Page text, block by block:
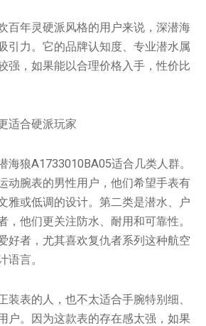
百年灵硬派风格的用户来说，深潜海
引力。它的品牌认知度、专业潜水属
强，如果能以合理价格入手，性价比
适合硬派玩家
海狼A1733010BA05适合几类人群。
动腕表的男性用户，他们希望手表有
雅或低调的设计。第二类是潜水、户
，他们更关注防水、耐用和可靠性。
好者，尤其喜欢复仇者系列这种航空
语言。
装表的人，也不太适合手腕特别细、
户。因为这款表的存在感太强，如果